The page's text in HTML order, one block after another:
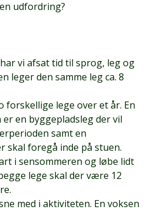
udfordring?
vi afsat tid til sprog, leg og
leger den samme leg ca. 8
lege over et år. En
en byggepladsleg der vil
samt en
skal foregå inde på stuen.
i sensommeren og løbe lidt
lege skal der være 12
med i aktiviteten. En voksen